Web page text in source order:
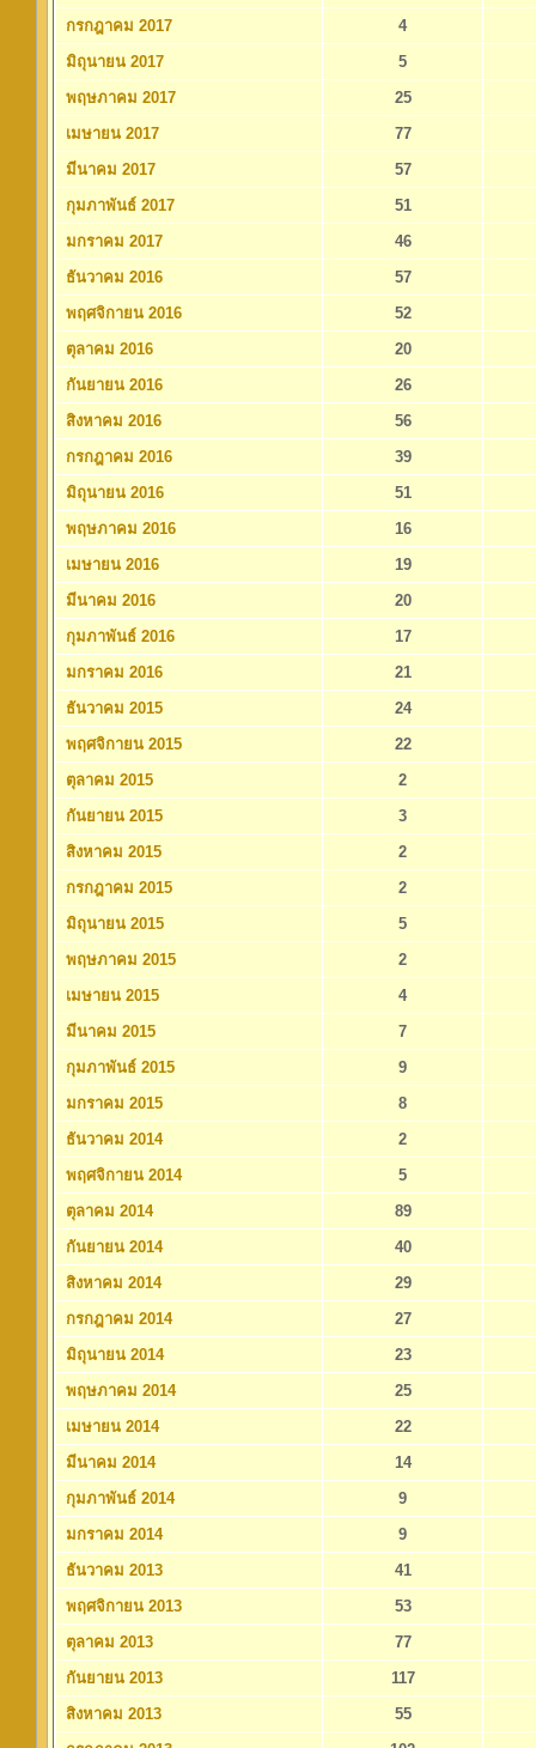
กรกฎาคม 2017
4
มิถุนายน 2017
5
พฤษภาคม 2017
25
เมษายน 2017
77
มีนาคม 2017
57
กุมภาพันธ์ 2017
51
มกราคม 2017
46
ธันวาคม 2016
57
พฤศจิกายน 2016
52
ตุลาคม 2016
20
กันยายน 2016
26
สิงหาคม 2016
56
กรกฎาคม 2016
39
มิถุนายน 2016
51
พฤษภาคม 2016
16
เมษายน 2016
19
มีนาคม 2016
20
กุมภาพันธ์ 2016
17
มกราคม 2016
21
ธันวาคม 2015
24
พฤศจิกายน 2015
22
ตุลาคม 2015
2
กันยายน 2015
3
สิงหาคม 2015
2
กรกฎาคม 2015
2
มิถุนายน 2015
5
พฤษภาคม 2015
2
เมษายน 2015
4
มีนาคม 2015
7
กุมภาพันธ์ 2015
9
มกราคม 2015
8
ธันวาคม 2014
2
พฤศจิกายน 2014
5
ตุลาคม 2014
89
กันยายน 2014
40
สิงหาคม 2014
29
กรกฎาคม 2014
27
มิถุนายน 2014
23
พฤษภาคม 2014
25
เมษายน 2014
22
มีนาคม 2014
14
กุมภาพันธ์ 2014
9
มกราคม 2014
9
ธันวาคม 2013
41
พฤศจิกายน 2013
53
ตุลาคม 2013
77
กันยายน 2013
117
สิงหาคม 2013
55